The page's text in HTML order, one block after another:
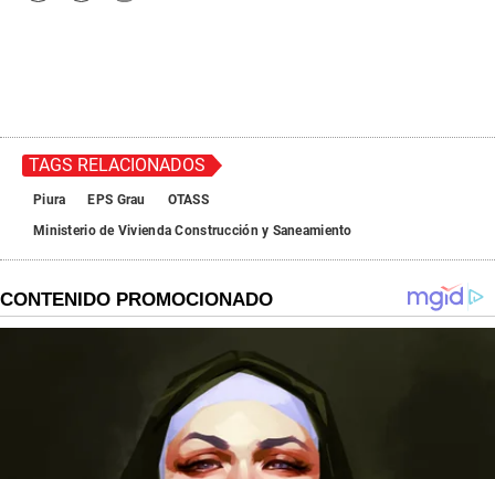
TAGS RELACIONADOS
Piura EPS Grau
OTASS
Ministerio de Vivienda Construcción y Saneamiento